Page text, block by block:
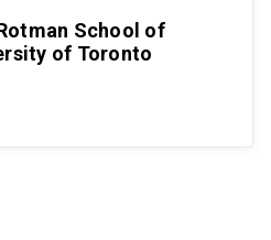
School of
of Toronto